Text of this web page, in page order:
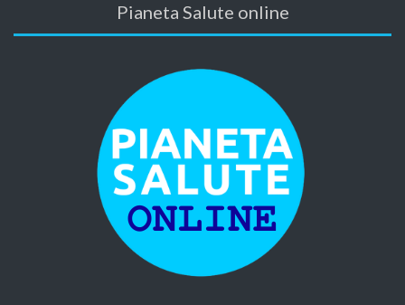
Pianeta Salute online